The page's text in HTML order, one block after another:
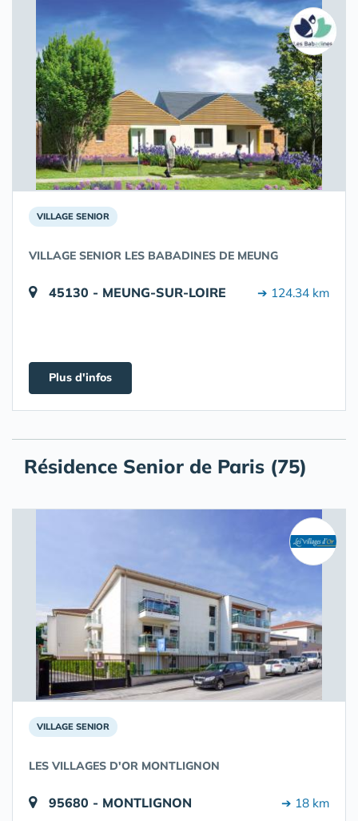
VILLAGE SENIOR
VILLAGE SENIOR LES BABADINES DE MEUNG
45130 - MEUNG-SUR-LOIRE ➔ 124.34 km
Plus d'infos
Résidence Senior de Paris (75)
VILLAGE SENIOR
LES VILLAGES D'OR MONTLIGNON
95680 - MONTLIGNON ➔ 18 km